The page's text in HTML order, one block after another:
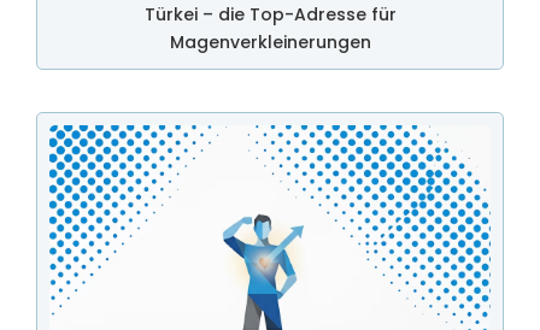
Türkei – die Top-Adresse für
Magenverkleinerungen